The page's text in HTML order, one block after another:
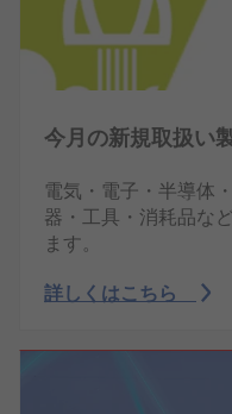
今月の新規取扱い
電気・電子・半導体
器・工具・消耗品な
ます。
詳しくはこちら